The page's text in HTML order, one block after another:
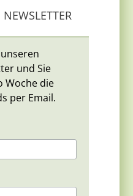
und Sie
Woche die
per Email.